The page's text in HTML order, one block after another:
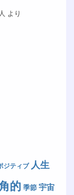
より
ジティブ 人生
的 季節 宇宙